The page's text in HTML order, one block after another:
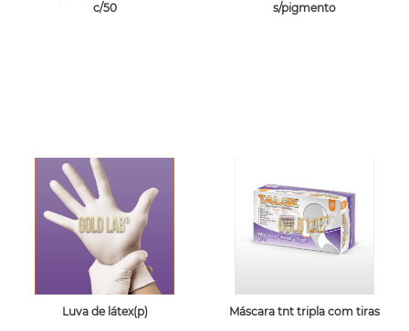
c/50
s/pigmento
Luva de látex(p) Máscara tnt tripla com tiras